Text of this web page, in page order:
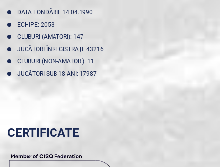
DATA FONDĂRII: 14.04.1990
ECHIPE: 2053
CLUBURI (AMATORI): 147
JUCĂTORI ÎNREGISTRAŢI: 43216
CLUBURI (NON-AMATORI): 11
JUCĂTORI SUB 18 ANI: 17987
CERTIFICATE